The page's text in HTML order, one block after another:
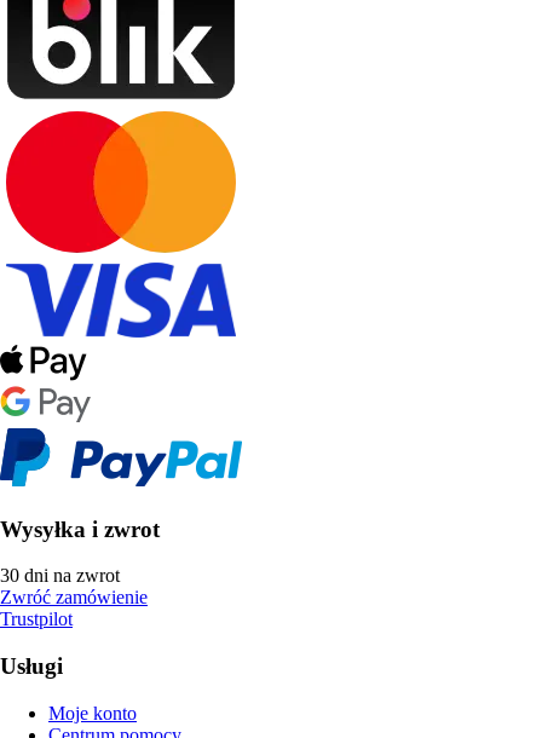
Wysyłka i zwrot
30 dni na zwrot
Zwróć zamówienie
Trustpilot
Usługi
Moje konto